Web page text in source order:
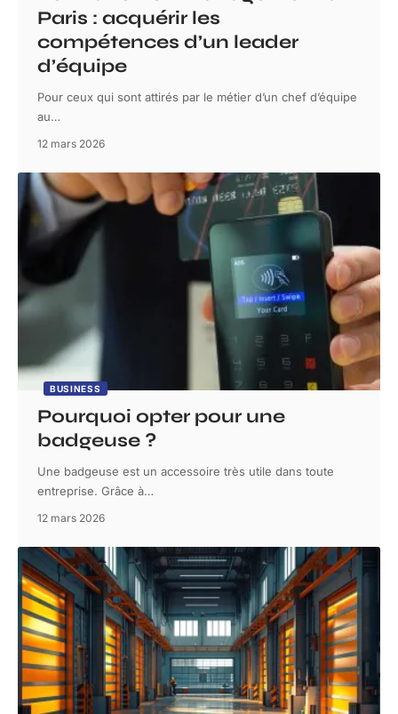
Paris : acquérir les
compétences d’un leader
d’équipe
Pour ceux qui sont attirés par le métier d’un chef d’équipe
au…
12 mars 2026
BUSINESS
Pourquoi opter pour une
badgeuse ?
Une badgeuse est un accessoire très utile dans toute
entreprise. Grâce à…
12 mars 2026